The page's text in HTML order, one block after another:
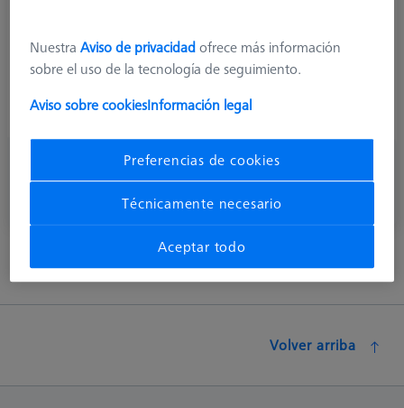
Application
Connect
Ø Body (DG)
11,0 mm
Weight
13,0 g
más el IVA
Volver arriba
NuestraAviso de privacidadofrece más información
sobre el uso de la tecnología de seguimiento.
Aviso sobre cookiesInformación legal
Preferencias de cookies
Técnicamente necesario
Aceptar todo